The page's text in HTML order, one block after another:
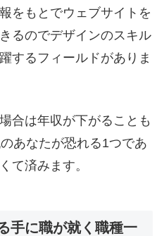
をもとでウェブサイトを
るのでデザインのスキル
するフィールドがありま
合は年収が下がることも
あなたが恐れる1つであ
て済みます。
手に職が就く職種一